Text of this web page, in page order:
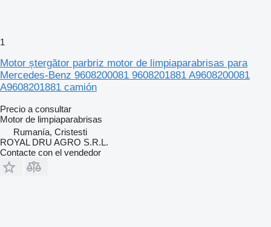
1
Motor ștergător parbriz motor de limpiaparabrisas para
Mercedes-Benz 9608200081 9608201881 A9608200081
A9608201881 camión
Precio a consultar
Motor de limpiaparabrisas
Rumanía, Cristesti
ROYAL DRU AGRO S.R.L.
Contacte con el vendedor